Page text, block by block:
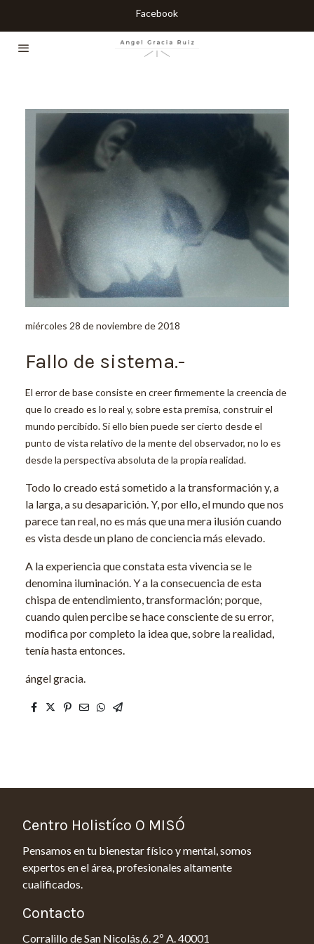
Facebook
miércoles 28 de noviembre de 2018
Fallo de sistema.-
El error de base consiste en creer firmemente la creencia de
que lo creado es lo real y, sobre esta premisa, construir el
mundo percibido. Si ello bien puede ser cierto desde el
punto de vista relativo de la mente del observador, no lo es
desde la perspectiva absoluta de la propia realidad.
Todo lo creado está sometido a la transformación y, a
la larga, a su desaparición. Y, por ello, el mundo que nos
parece tan real, no es más que una mera ilusión cuando
es vista desde un plano de conciencia más elevado.
A la experiencia que constata esta vivencia se le
denomina iluminación. Y a la consecuencia de esta
chispa de entendimiento, transformación; porque,
cuando quien percibe se hace consciente de su error,
modifica por completo la idea que, sobre la realidad,
tenía hasta entonces.
ángel gracia.
Centro Holistíco O MISÓ
Pensamos en tu bienestar físico y mental, somos
expertos en el área, profesionales altamente
cualificados.
Contacto
Corralillo de San Nicolás,6. 2º A. 40001